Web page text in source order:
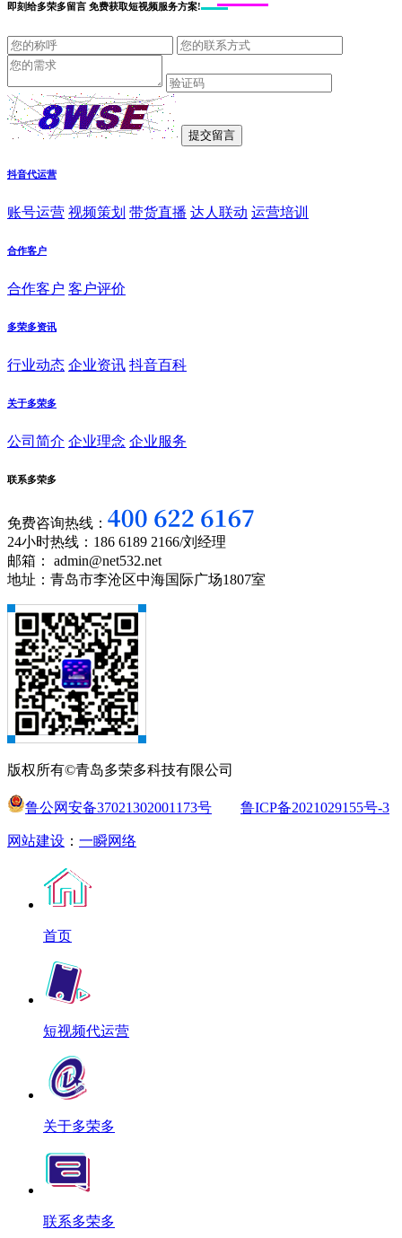
即刻给多荣多留言 免费获取短视频服务方案!
抖音代运营
账号运营 视频策划 带货直播 达人联动 运营培训
合作客户
合作客户 客户评价
多荣多资讯
行业动态 企业资讯 抖音百科
关于多荣多
公司简介 企业理念 企业服务
联系多荣多
免费咨询热线：
24小时热线：186 6189 2166/刘经理
邮箱： admin@net532.net
地址：青岛市李沧区中海国际广场1807室
版权所有©青岛多荣多科技有限公司
鲁公网安备37021302001173号 鲁ICP备2021029155号-3
网站建设 ： 一瞬网络
首页
短视频代运营
关于多荣多
联系多荣多